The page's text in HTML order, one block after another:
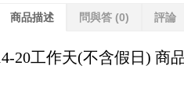
商品描述 問與答 (0) 評論